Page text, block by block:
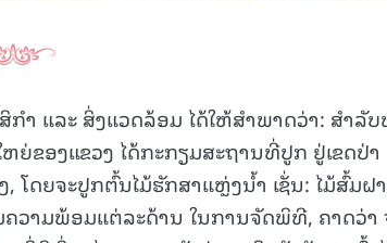
ຳ ແລະ ສິ່ງແວດລ້ອມ ໄດ້ໃຫ້ສຳພາດວ່າ: ສຳລັ
ຂອງແຂວງ ໄດ້ກະກຽມສະຖານທີ່ປູກ ຢູ່ເຂດປ່າ
ດຍຈະປູກຕົ້ນໄມ້ຮັກສາແຫຼ່ງນ້ຳ ເຊັ່ນ: ໄມ້ສົ້ມຝ
ວາມພ້ອມແຕ່ລະດ້ານ ໃນການຈັດພິທີ, ຄາດວ່າ